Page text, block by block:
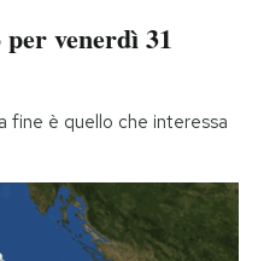
venerdì 31
fine è quello che interessa